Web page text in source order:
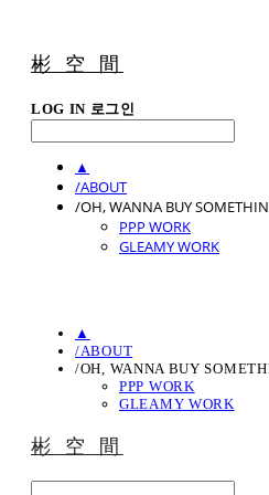
彬 空 間
LOG IN 로그인
▲
/ABOUT
/OH, WANNA BUY
PPP WORK
GLEAMY WORK
▲
/ABOUT
/OH, WANNA BUY
PPP WORK
GLEAMY WORK
彬 空 間